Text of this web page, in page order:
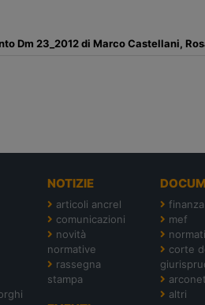
Dm 23_2012 di Marco Castellani,
NOTIZIE
articoli ancrel
comunicazioni
novità
normative
rassegna
stampa
mef
corte
arconet
altri